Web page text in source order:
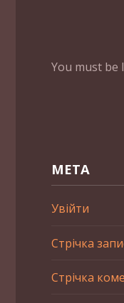
You must be
МЕТА
Увійти
Стрічка
Стрічка